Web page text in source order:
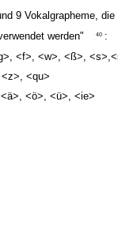
9 Vokalgrapheme,
werden"
40 :
<f>, <w>, <ß>,
<qu>
<ö>, <ü>, <ie>